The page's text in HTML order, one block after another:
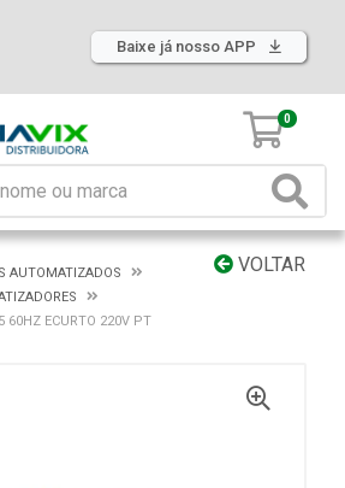
Baixe já nosso APP
0
VOLTAR
AUTOMATIZADOS
60HZ ECURTO 220V PT